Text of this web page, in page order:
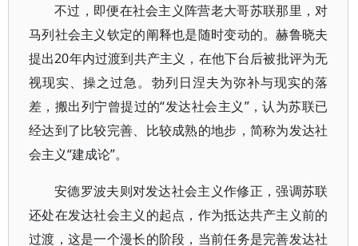
不过，即便在社会主义阵营老大哥苏联那里，对
马列社会主义钦定的阐释也是随时变动的。赫鲁晓夫
提出20年内过渡到共产主义，在他下台后被批评为无
视现实、操之过急。勃列日涅夫为弥补与现实的落
差，搬出列宁曾提过的“发达社会主义”，认为苏联已
经达到了比较完善、比较成熟的地步，简称为发达社
会主义“建成论”。
安德罗波夫则对发达社会主义作修正，强调苏联
还处在发达社会主义的起点，作为抵达共产主义前的
过渡，这是一个漫长的阶段，当前任务是完善发达社